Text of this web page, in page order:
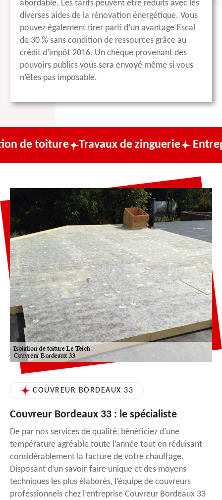
abordable. Les tarifs peuvent être réduits avec les
diverses aides de la rénovation énergétique. Vous
pouvez également tirer parti d’un avantage fiscal
de 30 % sans condition de ressources grâce au
crédit d’impôt 2016. Un chèque provenant des
pouvoirs publics vous sera envoyé même si vous
n’êtes pas imposable.
Travaux de zinguerie Entreprise de
COUVREUR BORDEAUX 33
Couvreur Bordeaux 33 : le spécialiste
De par nos services de qualité, bénéficiez d’une
température agréable toute l’année tout en réduisant
considérablement la facture de votre chauffage.
Disposant d’un savoir-faire unique et des moyens
techniques les plus élaborés, l’équipe de couvreurs
professionnels chez l’entreprise Couvreur Bordeaux 33